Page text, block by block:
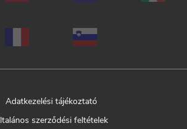
Adatkezelési tájékoztató
szerződési feltételek